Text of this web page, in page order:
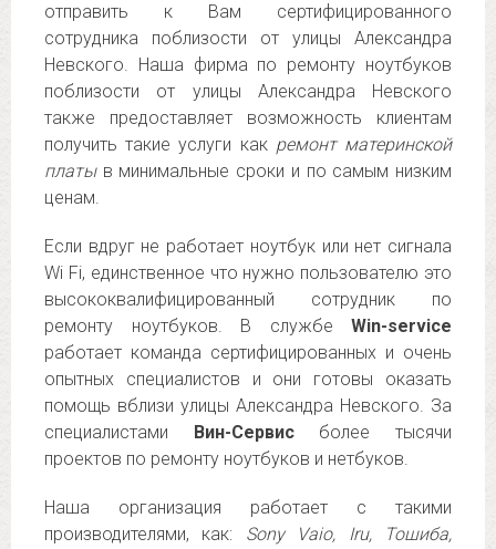
отправить к Вам сертифицированного
сотрудника поблизости от улицы Александра
Невского. Наша фирма по ремонту ноутбуков
поблизости от улицы Александра Невского
также предоставляет возможность клиентам
получить такие услуги как ремонт материнской
платыв минимальные сроки и по самым низким
ценам.
Если вдруг не работает ноутбук или нет сигнала
Wi Fi, единственное что нужно пользователю это
высококвалифицированный сотрудник по
ремонту ноутбуков. В службе Win-service
работает команда сертифицированных и очень
опытных специалистов и они готовы оказать
помощь вблизи улицы Александра Невского. За
специалистами Вин-Сервисболее тысячи
проектов по ремонту ноутбуков и нетбуков.
Наша организация работает с такими
производителями, как: Sony Vaio, Iru, Тошиба,